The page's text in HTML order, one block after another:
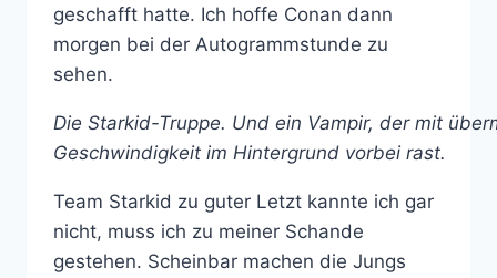
geschafft hatte. Ich hoffe Conan dann
morgen bei der Autogrammstunde zu
sehen.
Die Starkid-Truppe. Und ein Vampir, der mit
Geschwindigkeit im Hintergrund vorbei rast.
Team Starkid zu guter Letzt kannte ich gar
nicht, muss ich zu meiner Schande
gestehen. Scheinbar machen die Jungs